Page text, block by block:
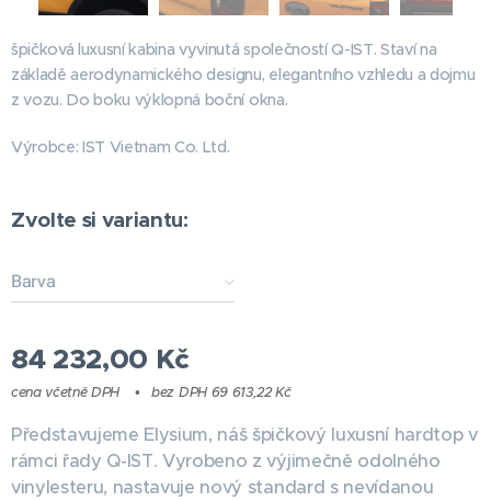
špičková luxusní kabina vyvinutá společností Q-IST. Staví na
základě aerodynamického designu, elegantního vzhledu a dojmu
z vozu. Do boku výklopná boční okna.
Výrobce: IST Vietnam Co. Ltd.
Zvolte si variantu:
Barva
84 232,00 Kč
cena včetně DPH bez DPH 69 613,22 Kč
Představujeme Elysium, náš špičkový luxusní hardtop v
rámci řady Q-IST. Vyrobeno z výjimečně odolného
vinylesteru, nastavuje nový standard s nevídanou